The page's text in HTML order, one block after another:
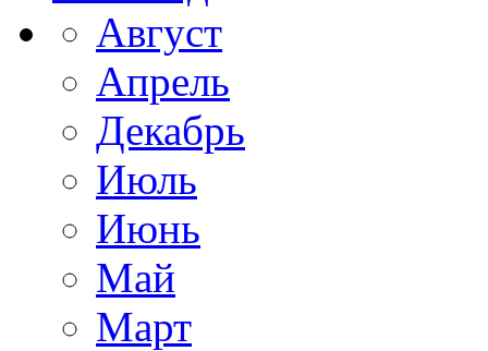
Август
Апрель
Декабрь
Июль
Июнь
Май
Март